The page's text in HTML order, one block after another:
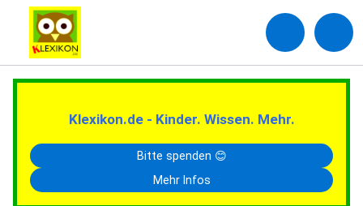
Klexikon.de - Kinder. Wissen. Mehr.
Bitte spenden 😊
Mehr Infos